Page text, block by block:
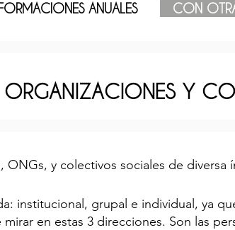
FORMACIONES ANUALES CON
Y
y colectivos sociales de diversa
institucional, grupal e individual, ya
en estas 3 direcciones. Son las